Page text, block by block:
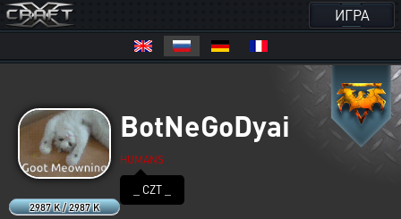
ИГРА
2987 K / 2987 K
BotNeGoDyai
HUMANS
_ CZT _